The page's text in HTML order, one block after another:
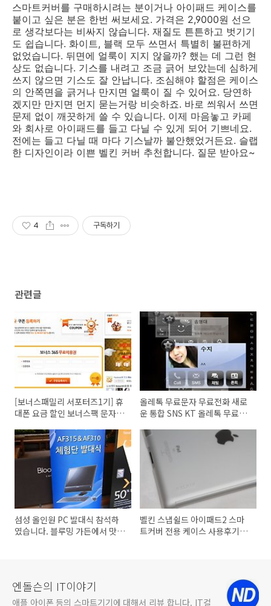
스마트커버를 구매하시려는 분이거나 아이패드 케이스를
붙이고 싶은 분은 한번 써보세요. 가격은 2,9000원 선으
로 생각보다는 비싸지 않습니다. 재질도 튼튼하고 벗기기
도 쉽습니다. 화이트, 블랙 모두 쓰면서 특별히 불편하게
없었습니다. 뒤면에 얼룩이 지지 않을까? 했는 데 그런 현
상도 없습니다. 기스를 내려고 조금 긁어 보았는데 심하게
쓰지 않으면 기스도 잘 안납니다. 조심해야 할점은 케이스
의 안쪽면을 긁거나 만지면 얼룩이 질 수 있어요. 당연하
겠지만 만지면 먼지 묻는거랑 비슷하죠. 바로 씌워서 쓰면
문제 없이 깨끗하게 쓸 수 있습니다. 이제 마음놓고 카페
와 회사로 아이패드를 들고 다닐 수 있게 되어 기쁘네요.
전에는 들고 다닐 때 마다 기스날까 불안했었거든요. 슬랩
한 디자인이라 이쁜 벨킨 커버 추천합니다. 질문 받아요~
4 구독하기
관련글
[보너스패밀리 서포터즈1기] 휴
대폰 요금 할인 보너스팩 문자
내기
올레톡 무료문자 무료전화 새로
운 통합 SNS KT 올레톡 무료문
섬성 올인원 PC 발대식 참석하
였습니다. 블루밍 가든에서 맛있
벨킨 스냅쉴드 아이패드2 스마
트커버 전용 케이스 사용후기
엔돌슨의 IT이야기
애플 아이폰 등의 스마트기기에 대해서 리뷰 합니다. IT컬